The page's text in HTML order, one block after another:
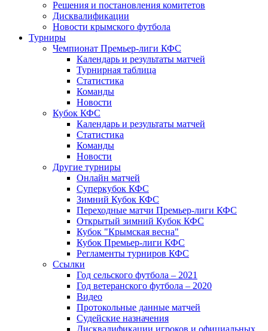
Решения и постановления комитетов
Дисквалификации
Новости крымского футбола
Турниры
Чемпионат Премьер-лиги КФС
Календарь и результаты матчей
Турнирная таблица
Статистика
Команды
Новости
Кубок КФС
Календарь и результаты матчей
Статистика
Команды
Новости
Другие турниры
Онлайн матчей
Суперкубок КФС
Зимний Кубок КФС
Переходные матчи Премьер-лиги КФС
Открытый зимний Кубок КФС
Кубок "Крымская весна"
Кубок Премьер-лиги КФС
Регламенты турниров КФС
Ссылки
Год сельского футбола – 2021
Год ветеранского футбола – 2020
Видео
Протокольные данные матчей
Судейские назначения
Дисквалификации игроков и официальных